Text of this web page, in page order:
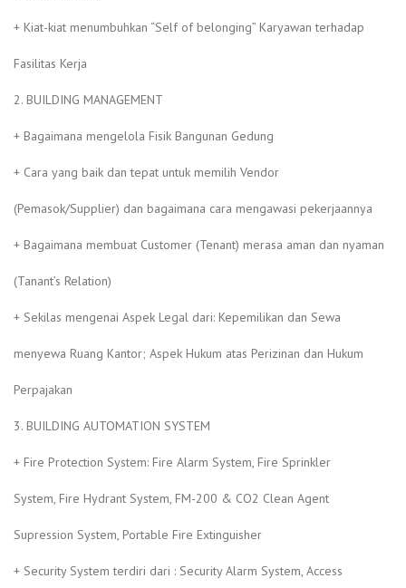
+ Kiat-kiat menumbuhkan “Self of belonging” Karyawan terhadap
Fasilitas Kerja
2. BUILDING MANAGEMENT
+ Bagaimana mengelola Fisik Bangunan Gedung
+ Cara yang baik dan tepat untuk memilih Vendor
(Pemasok/Supplier) dan bagaimana cara mengawasi pekerjaannya
+ Bagaimana membuat Customer (Tenant) merasa aman dan nyaman
(Tanant’s Relation)
+ Sekilas mengenai Aspek Legal dari: Kepemilikan dan Sewa
menyewa Ruang Kantor; Aspek Hukum atas Perizinan dan Hukum
Perpajakan
3. BUILDING AUTOMATION SYSTEM
+ Fire Protection System: Fire Alarm System, Fire Sprinkler
System, Fire Hydrant System, FM-200 & CO2 Clean Agent
Supression System, Portable Fire Extinguisher
+ Security System terdiri dari : Security Alarm System, Access